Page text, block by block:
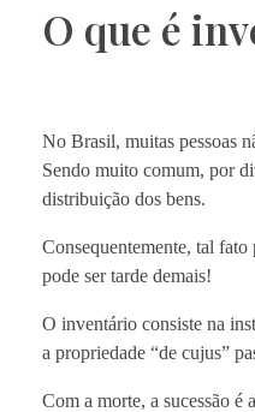
O que é
No Brasil, muitas pessoas
Sendo muito comum, por
distribuição dos bens.
Consequentemente, tal
pode ser tarde demais!
O inventário consiste na
a propriedade “de cujus”
Com a morte, a sucessão é